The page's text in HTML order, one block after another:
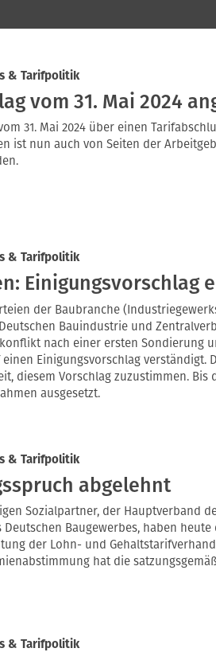
& Tarifpolitik
vom 31. Mai 2024
31. Mai 2024 über einen
ist nun auch von Seiten der
& Tarifpolitik
Einigungsvorschlag
der Baubranche
Bauindustrie und
nach einer ersten Sondierung
Einigungsvorschlag verständigt.
diesem Vorschlag zuzustimmen.
ausgesetzt.
& Tarifpolitik
abgelehnt
Sozialpartner, der Hauptverband
Baugewerbes, haben
der Lohn- und
hat die
& Tarifpolitik